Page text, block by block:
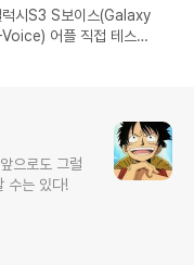
럭시S3 S보이스(Galaxy
어플 직접 테스트
으로도 그럴
수는 있다!